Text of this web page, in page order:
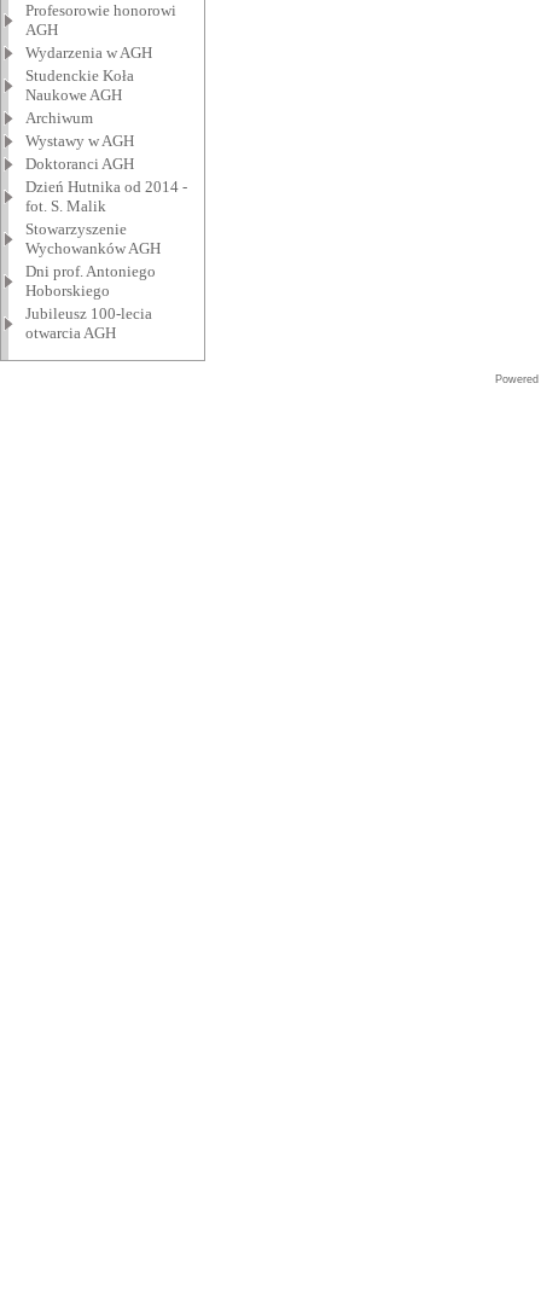
Profesorowie honorowi
AGH
Wydarzenia w AGH
Studenckie Koła
Naukowe AGH
Archiwum
Wystawy w AGH
Doktoranci AGH
Dzień Hutnika od 2014 -
fot. S. Malik
Stowarzyszenie
Wychowanków AGH
Dni prof. Antoniego
Hoborskiego
Jubileusz 100-lecia
otwarcia AGH